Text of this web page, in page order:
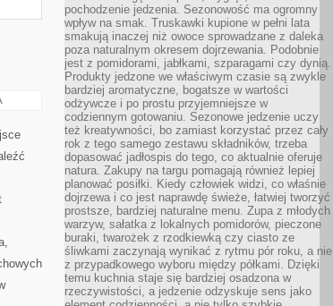
pochodzenie jedzenia. Sezonowość ma ogromny
wpływ na smak. Truskawki kupione w pełni lata
smakują inaczej niż owoce sprowadzane z daleka
poza naturalnym okresem dojrzewania. Podobnie
jest z pomidorami, jabłkami, szparagami czy dynią.
Produkty jedzone we właściwym czasie są zwykle
bardziej aromatyczne, bogatsze w wartości
odżywcze i po prostu przyjemniejsze w
codziennym gotowaniu. Sezonowe jedzenie uczy
też kreatywności, bo zamiast korzystać przez cały
rok z tego samego zestawu składników, trzeba
dopasować jadłospis do tego, co aktualnie oferuje
natura. Zakupy na targu pomagają również lepiej
planować posiłki. Kiedy człowiek widzi, co właśnie
dojrzewa i co jest naprawdę świeże, łatwiej tworzyć
prostsze, bardziej naturalne menu. Zupa z młodych
warzyw, sałatka z lokalnych pomidorów, pieczone
buraki, twarożek z rzodkiewką czy ciasto ze
śliwkami zaczynają wynikać z rytmu pór roku, a nie
z przypadkowego wyboru między półkami. Dzięki
temu kuchnia staje się bardziej osadzona w
rzeczywistości, a jedzenie odzyskuje sens jako